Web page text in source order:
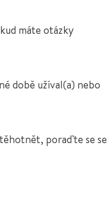
máte otázky
době užíval(a) nebo
poraďte se se